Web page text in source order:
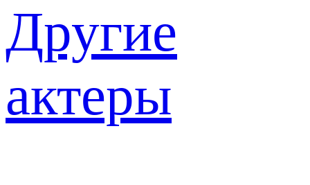
Другие
актеры